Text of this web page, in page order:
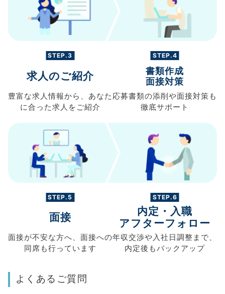
STEP.3
求人のご紹介
豊富な求人情報から、 あなた
に合った求人を ご紹介
STEP.4
書類作成
面接対策
応募書類の添削や面接対策も
徹底サポート
STEP.5
面接
面接が不安な方へ、 面接への
同席も行っています
STEP.6
内定・入職
アフターフォロー
年収交渉や入社日調整まで、
内定後もバックアップ
よくあるご質問